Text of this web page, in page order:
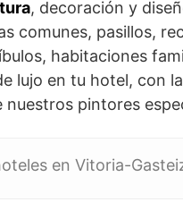
, decoración y
comunes, pasillos,
habitaciones
lujo en tu hotel, con la
nuestros pintores
en Vitoria-